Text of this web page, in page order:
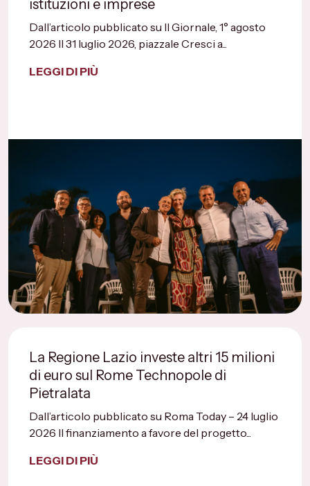
istituzioni e imprese
Dall’articolo pubblicato su Il Giornale, 1° agosto
2026 Il 31 luglio 2026, piazzale Cresci a...
LEGGI DI PIÙ
La Regione Lazio investe altri 15 milioni
di euro sul Rome Technopole di
Pietralata
Dall’articolo pubblicato su Roma Today – 24 luglio
2026 Il finanziamento a favore del progetto...
LEGGI DI PIÙ